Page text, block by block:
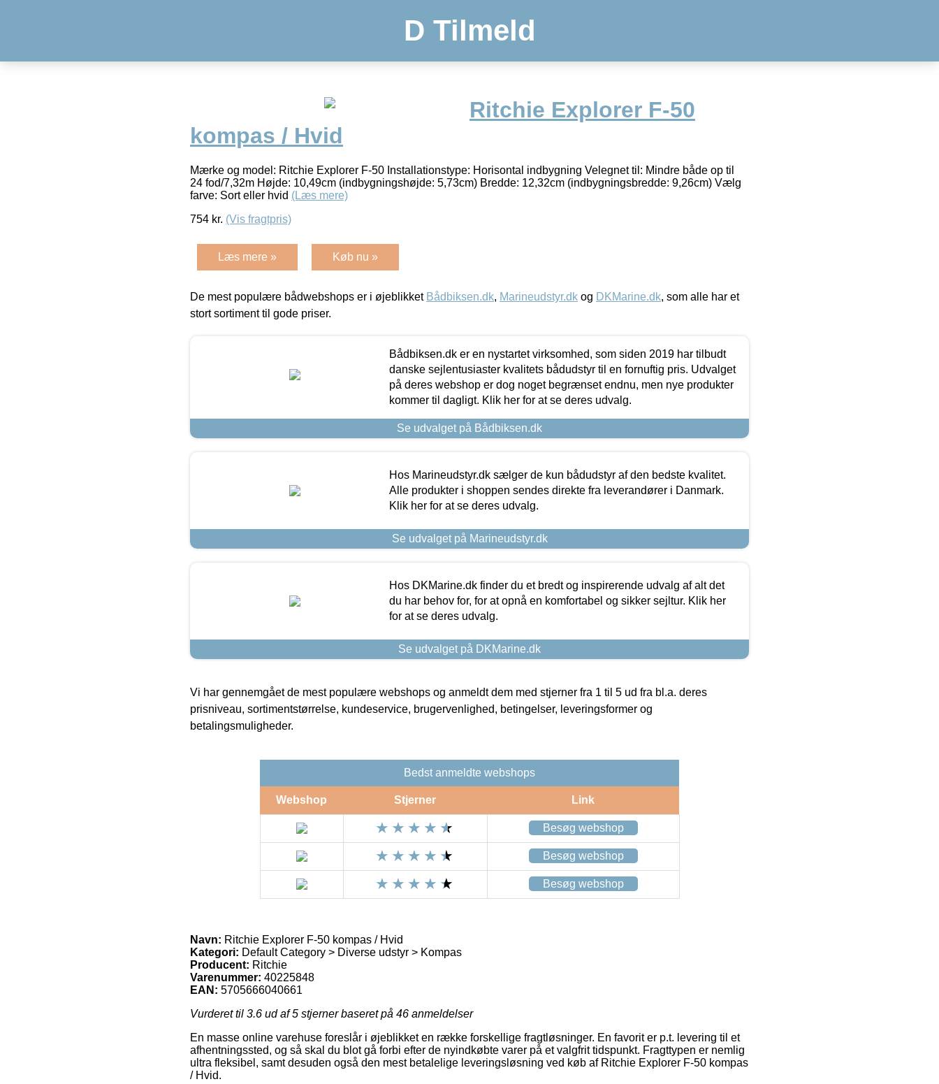
D Tilmeld
Ritchie Explorer F-50
kompas / Hvid
Mærke og model: Ritchie Explorer F-50 Installationstype: Horisontal indbygning Velegnet til: Mindre både op til
24 fod/7,32m Højde: 10,49cm (indbygningshøjde: 5,73cm) Bredde: 12,32cm (indbygningsbredde: 9,26cm) Vælg
farve: Sort eller hvid (Læs mere)
754 kr. (Vis fragtpris)
Læs mere » Køb nu »
De mest populære bådwebshops er i øjeblikket Bådbiksen.dk, Marineudstyr.dk og DKMarine.dk, som alle har et
stort sortiment til gode priser.
Bådbiksen.dk er en nystartet virksomhed, som siden 2019 har tilbudt
danske sejlentusiaster kvalitets bådudstyr til en fornuftig pris. Udvalget
på deres webshop er dog noget begrænset endnu, men nye produkter
kommer til dagligt. Klik her for at se deres udvalg.
Se udvalget på Bådbiksen.dk
Hos Marineudstyr.dk sælger de kun bådudstyr af den bedste kvalitet.
Alle produkter i shoppen sendes direkte fra leverandører i Danmark.
Klik her for at se deres udvalg.
Se udvalget på Marineudstyr.dk
Hos DKMarine.dk finder du et bredt og inspirerende udvalg af alt det
du har behov for, for at opnå en komfortabel og sikker sejltur. Klik her
for at se deres udvalg.
Se udvalget på DKMarine.dk
Vi har gennemgået de mest populære webshops og anmeldt dem med stjerner fra 1 til 5 ud fra bl.a. deres
prisniveau, sortimentstørrelse, kundeservice, brugervenlighed, betingelser, leveringsformer og
betalingsmuligheder.
Bedst anmeldte webshops
Webshop Stjerner Link
Besøg webshop
Besøg webshop
Besøg webshop
Navn: Ritchie Explorer F-50 kompas / Hvid
Kategori: Default Category > Diverse udstyr > Kompas
Producent: Ritchie
Varenummer: 40225848
EAN: 5705666040661
Vurderet til 3.6 ud af 5 stjerner baseret på 46 anmeldelser
En masse online varehuse foreslår i øjeblikket en række forskellige fragtløsninger. En favorit er p.t. levering til et
afhentningssted, og så skal du blot gå forbi efter de nyindkøbte varer på et valgfrit tidspunkt. Fragttypen er nemlig
ultra fleksibel, samt desuden også den mest betalelige leveringsløsning ved køb af Ritchie Explorer F-50 kompas
/ Hvid.